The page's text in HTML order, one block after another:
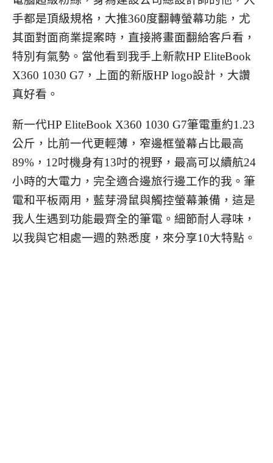
手都是頂級規格，大推360度翻轉螢幕功能，尤
其面對面商業提案時，直接將畫面翻給客戶看，
特別有氣勢。當他看到我手上新款HP EliteBook
X360 1030 G7，上面的新版HP logo設計，大讚
真好看。
新一代HP EliteBook X360 1030 G7筆電重約1.23
公斤，比前一代更輕薄，窄邊框螢幕占比最高
89%，12吋機身有13吋的視野，最高可以續航24
小時的大電力，完全適合邊旅行邊工作的我。筆
電和平板兩用，藍芽滑鼠與觸控螢幕兼備，這是
我人生遇到功能最齊全的筆電。細節耐人尋味，
以我與它相處一週的熟悉度，來分享10大特點。